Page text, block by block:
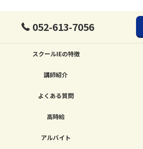
052-613-7056
スクールIEの特徴
講師紹介
よくある質問
高時給
アルバイト